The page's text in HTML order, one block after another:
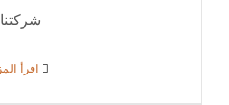
شركتنا